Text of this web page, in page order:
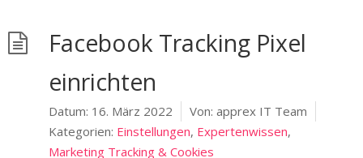
Facebook Tracking Pixel
einrichten
Datum: 16. März 2022 Von: apprex IT Team
Kategorien: Einstellungen, Expertenwissen,
Marketing Tracking & Cookies